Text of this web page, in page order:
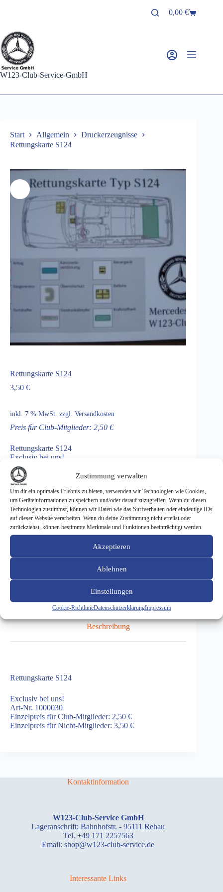
Zustimmung verwalten
Um dir ein optimales Erlebnis zu bieten, verwenden wir Technologien wie Cookies,
um Geräteinformationen zu speichern und/oder darauf zuzugreifen. Wenn du diesen
Technologien zustimmst, können wir Daten wie das Surfverhalten oder eindeutige IDs
auf dieser Website verarbeiten. Wenn du deine Zustimmung nicht erteilst oder
zurückziehst, können bestimmte Merkmale und Funktionen beeinträchtigt werden.
Akzeptieren
Ablehnen
Einstellungen
Cookie-RichtlinieDatenschutzerklärungImpressum
Warenkorb
0,00€
W123-Club-Service-GmbH
Start Allgemein
Druckerzeugnisse
Rettungskarte S124
Rettungskarte S124
3,50 €
inkl. 7 % MwSt. zzgl. Versandkosten
Preis für Club-Mitglieder: 2,50 €
Rettungskarte S124
Exclusiv bei uns!
Rettungskarte
S124
Menge
In den Warenkorb
ARTIKELNUMMER:1000030
DRUCKERZEUGNISSE
SCHLAGWÖRTER:
Beschreibung
Rettungskarte S124
Exclusiv bei uns!
Art-Nr. 1000030
Einzelpreis für Club-Mitglieder: 2,50 €
Einzelpreis für Nicht-Mitglieder: 3,50 €
Kontaktinformation
W123-Club-Service GmbH
Lageranschrift: Bahnhofstr. - 95111 Rehau
Tel. +49 171 2257563
Email: shop@w123-club-service.de
Interessante Links